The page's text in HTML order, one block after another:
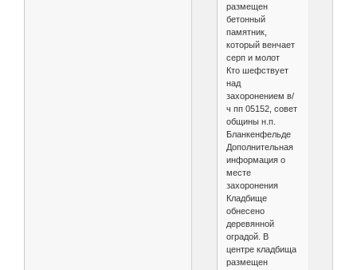
размещен
бетонный
памятник,
который венчает
серп и молот
Кто шефствует
над
захоронением в/
ч пп 05152, совет
общины н.п.
Бланкенфельде
Дополнительная
информация о
месте
захоронения
Кладбище
обнесено
деревянной
оградой. В
центре кладбища
размещен